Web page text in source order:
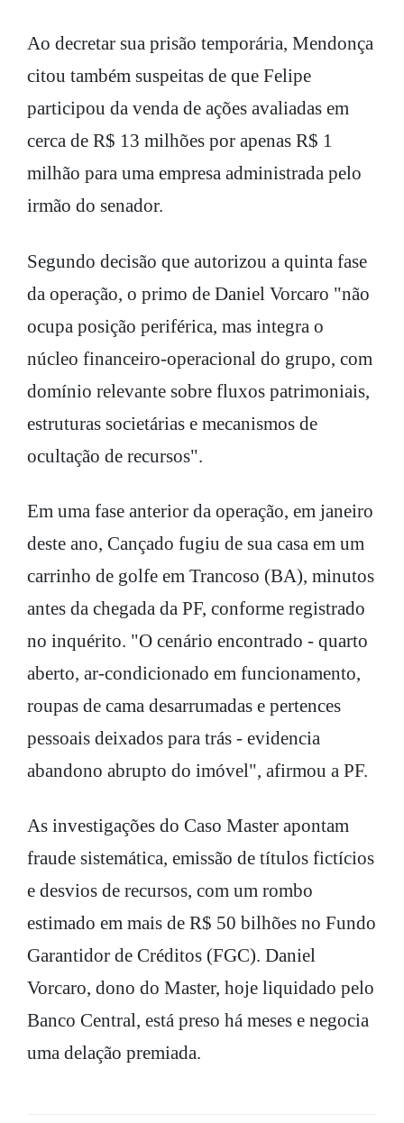
Ao decretar sua prisão temporária, Mendonça
citou também suspeitas de que Felipe
participou da venda de ações avaliadas em
cerca de R$ 13 milhões por apenas R$ 1
milhão para uma empresa administrada pelo
irmão do senador.
Segundo decisão que autorizou a quinta fase
da operação, o primo de Daniel Vorcaro "não
ocupa posição periférica, mas integra o
núcleo financeiro-operacional do grupo, com
domínio relevante sobre fluxos patrimoniais,
estruturas societárias e mecanismos de
ocultação de recursos".
Em uma fase anterior da operação, em janeiro
deste ano, Cançado fugiu de sua casa em um
carrinho de golfe em Trancoso (BA), minutos
antes da chegada da PF, conforme registrado
no inquérito. "O cenário encontrado - quarto
aberto, ar-condicionado em funcionamento,
roupas de cama desarrumadas e pertences
pessoais deixados para trás - evidencia
abandono abrupto do imóvel", afirmou a PF.
As investigações do Caso Master apontam
fraude sistemática, emissão de títulos fictícios
e desvios de recursos, com um rombo
estimado em mais de R$ 50 bilhões no Fundo
Garantidor de Créditos (FGC). Daniel
Vorcaro, dono do Master, hoje liquidado pelo
Banco Central, está preso há meses e negocia
uma delação premiada.